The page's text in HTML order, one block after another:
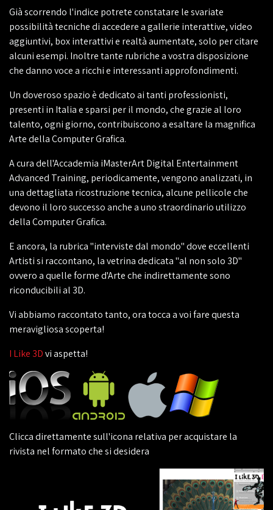
Già scorrendo l'indice potrete constatare le svariate
possibilità tecniche di accedere a gallerie interattive, video
aggiuntivi, box interattivi e realtà aumentate, solo per citare
alcuni esempi. Inoltre tante rubriche a vostra disposizione
che danno voce a ricchi e interessanti approfondimenti.
Un doveroso spazio è dedicato ai tanti professionisti,
presenti in Italia e sparsi per il mondo, che grazie al loro
talento, ogni giorno, contribuiscono a esaltare la magnifica
Arte della Computer Grafica.
A cura dell'Accademia iMasterArt Digital Entertainment
Advanced Training, periodicamente, vengono analizzati, in
una dettagliata ricostruzione tecnica, alcune pellicole che
devono il loro successo anche a uno straordinario utilizzo
della Computer Grafica.
E ancora, la rubrica "interviste dal mondo" dove eccellenti
Artisti si raccontano, la vetrina dedicata "al non solo 3D"
ovvero a quelle forme d'Arte che indirettamente sono
riconducibili al 3D.
Vi abbiamo raccontato tanto, ora tocca a voi fare questa
meravigliosa scoperta!
I Like 3Dvi aspetta!
Clicca direttamente sull'icona relativa per acquistare la
rivista nel formato che si desidera